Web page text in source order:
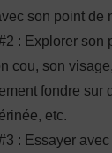
son point de
: Explorer son
cou, son
fondre sur
etc.
: Essayer